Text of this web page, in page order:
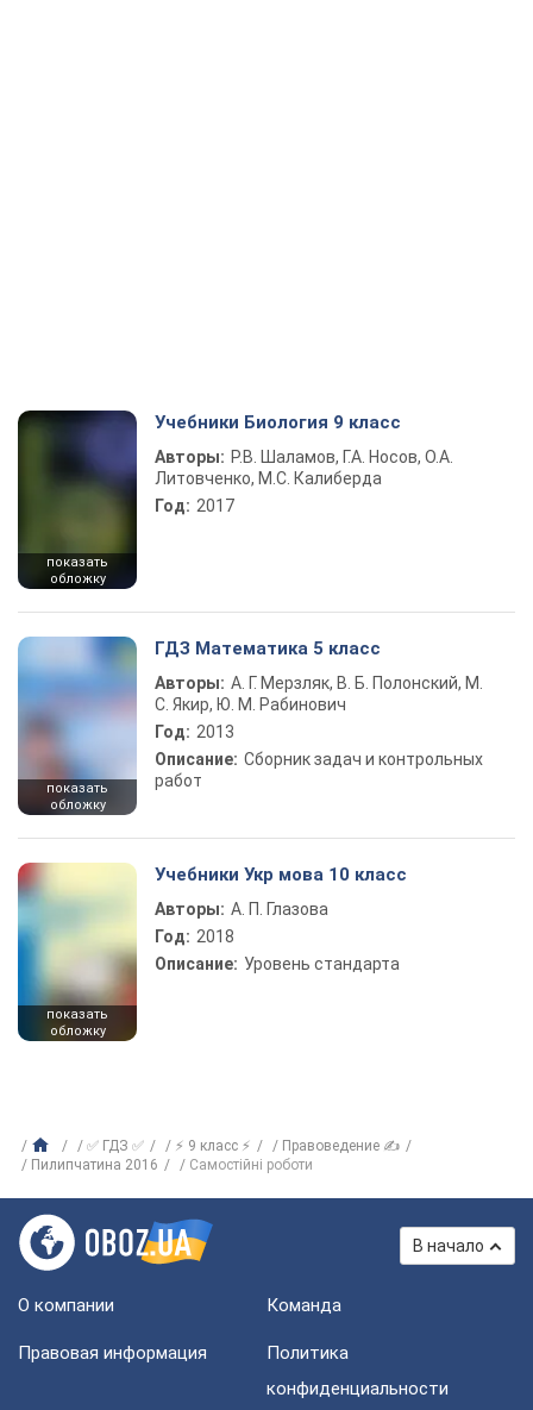
показать
обложку
Учебники Биология 9 класс
Авторы: Р.В. Шаламов, Г.А. Носов, О.А.
Литовченко, М.С. Калиберда
Год: 2017
показать
обложку
ГДЗ Математика 5 класс
Авторы: А. Г. Мерзляк, В. Б. Полонский, М.
С. Якир, Ю. М. Рабинович
Год: 2013
Описание: Сборник задач и контрольных
работ
показать
обложку
Учебники Укр мова 10 класс
Авторы: А. П. Глазова
Год: 2018
Описание: Уровень стандарта
✅ ГДЗ ✅ ⚡ 9 класс ⚡
Правоведение ✍
Пилипчатина 2016
Самостійні роботи
В начало
О компании Команда
Правовая информация
Политика
конфиденциальности